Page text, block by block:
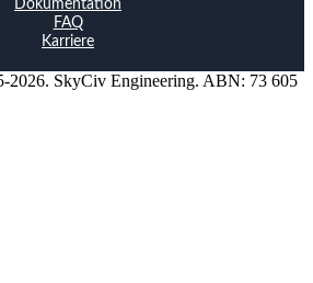
Dokumentation
FAQ
Karriere
2026. SkyCiv Engineering. ABN: 73 605